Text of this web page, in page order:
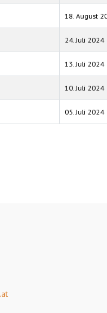
18. August
24. Juli 2024
13. Juli 2024
10. Juli 2024
05. Juli 2024